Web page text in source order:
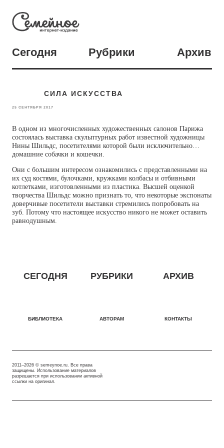
Сегодня Рубрики Архив
СИЛА ИСКУССТВА
25 СЕНТЯБРЯ 2017
В одном из многочисленных художественных салонов Парижа
состоялась выставка скульптурных работ известной художницы
Нины Шильдс, посетителями которой были исключительно…
домашние собачки и кошечки.
Они с большим интересом ознакомились с представленными на
их суд костями, булочками, кружками колбасы и отбивными
котлетками, изготовленными из пластика. Высшей оценкой
творчества Шильдс можно признать то, что некоторые экспонаты
доверчивые посетители выставки стремились попробовать на
зуб. Потому что настоящее искусство никого не может оставить
равнодушным.
СЕГОДНЯ РУБРИКИ АРХИВ
БИБЛИОТЕКА АВТОРАМ КОНТАКТЫ
2011–2026 © semeynoe.ru. Все права
защищены. Использование материалов
разрешается при использовании активной
ссылки на оригинал.